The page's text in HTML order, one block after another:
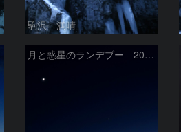
駒沢 満晴
月と惑星のランデブー 2026/06/19